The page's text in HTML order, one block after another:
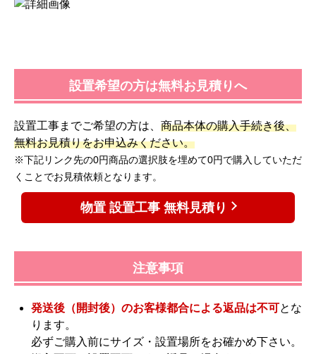
設置希望の方は無料お見積りへ
設置工事までご希望の方は、 商品本体の購入手続き後、
無料お見積りをお申込みください。
※下記リンク先の0円商品の選択肢を埋めて0円で購入していただ
くことでお見積依頼となります。
物置 設置工事 無料見積り
注意事項
発送後（開封後）のお客様都合による返品は不可とな
ります。
必ずご購入前にサイズ・設置場所をお確かめ下さい。